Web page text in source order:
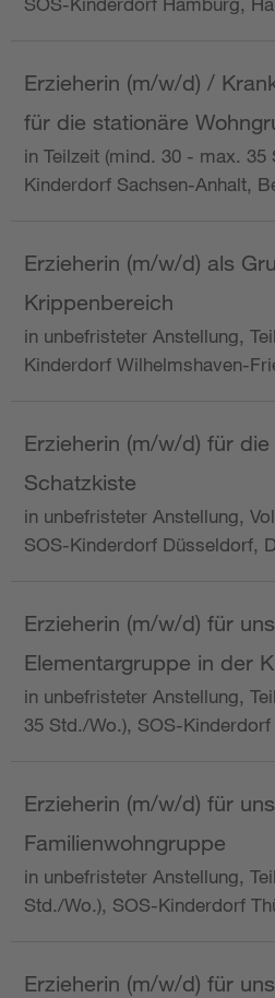
Erzieherin (m/w/d) /
für die stationäre
in Teilzeit (mind. 30 - max. 35
Kinderdorf Sachsen-Anhalt,
Erzieherin (m/w/d) als
Krippenbereich
in unbefristeter Anstellung,
Kinderdorf Wilhelmshaven-
Erzieherin (m/w/d) für
Schatzkiste
in unbefristeter Anstellung,
SOS-Kinderdorf Düsseldorf,
Erzieherin (m/w/d) für
Elementargruppe in der
in unbefristeter Anstellung,
35 Std./Wo.), SOS-
Erzieherin (m/w/d) für
Familienwohngruppe
in unbefristeter Anstellung,
Std./Wo.), SOS-Kinderdorf
Erzieherin (m/w/d) für